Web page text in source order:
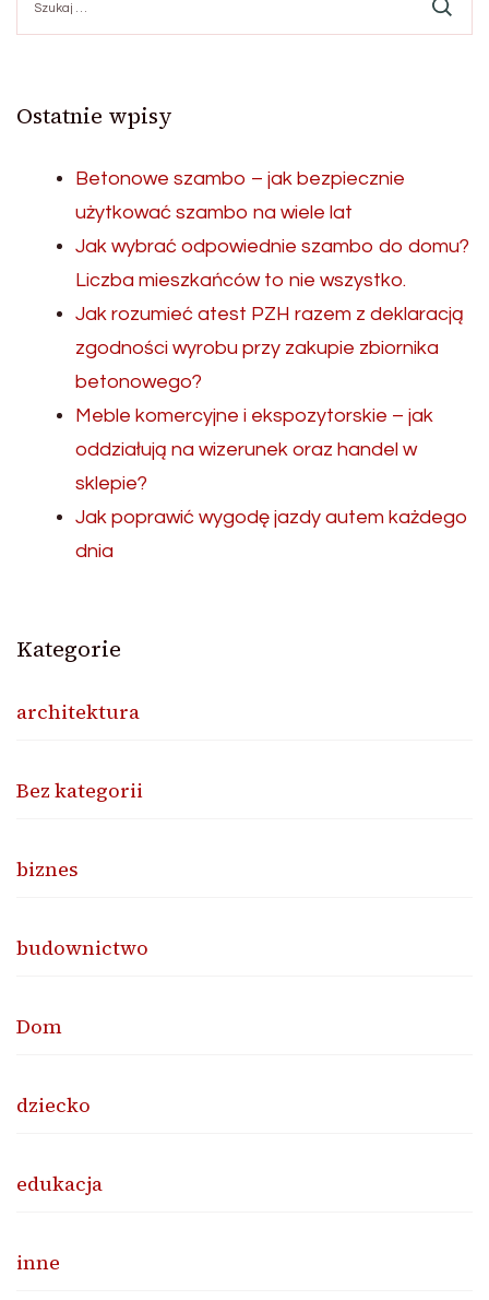
Ostatnie wpisy
Betonowe szambo – jak bezpiecznie
użytkować szambo na wiele lat
Jak wybrać odpowiednie szambo do domu?
Liczba mieszkańców to nie wszystko.
Jak rozumieć atest PZH razem z deklaracją
zgodności wyrobu przy zakupie zbiornika
betonowego?
Meble komercyjne i ekspozytorskie – jak
oddziałują na wizerunek oraz handel w
sklepie?
Jak poprawić wygodę jazdy autem każdego
dnia
Kategorie
architektura
Bez kategorii
biznes
budownictwo
Dom
dziecko
edukacja
inne